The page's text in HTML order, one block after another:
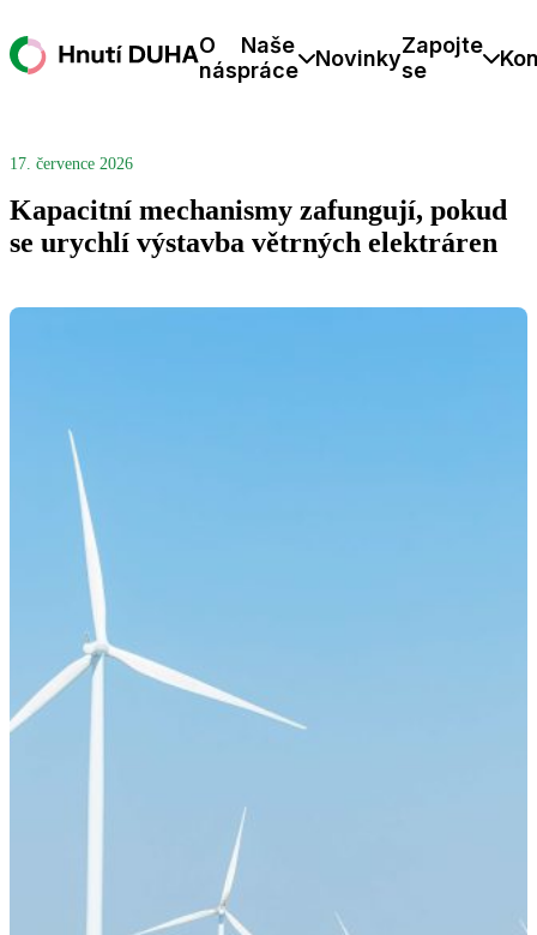
O
nás
Naše
práce
NovinkyZapojte
se
17. července 2026
Kapacitní mechanismy zafungují, pokud
se urychlí výstavba větrných elektráren